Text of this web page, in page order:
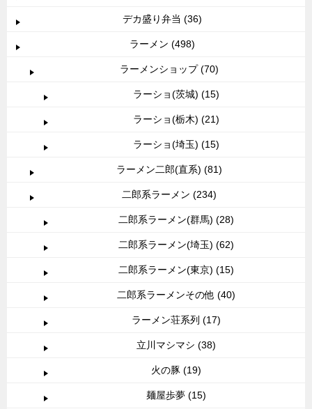
デカ盛り弁当 (36)
ラーメン (498)
ラーメンショップ (70)
ラーショ(茨城) (15)
ラーショ(栃木) (21)
ラーショ(埼玉) (15)
ラーメン二郎(直系) (81)
二郎系ラーメン (234)
二郎系ラーメン(群馬) (28)
二郎系ラーメン(埼玉) (62)
二郎系ラーメン(東京) (15)
二郎系ラーメンその他 (40)
ラーメン荘系列 (17)
立川マシマシ (38)
火の豚 (19)
麺屋歩夢 (15)